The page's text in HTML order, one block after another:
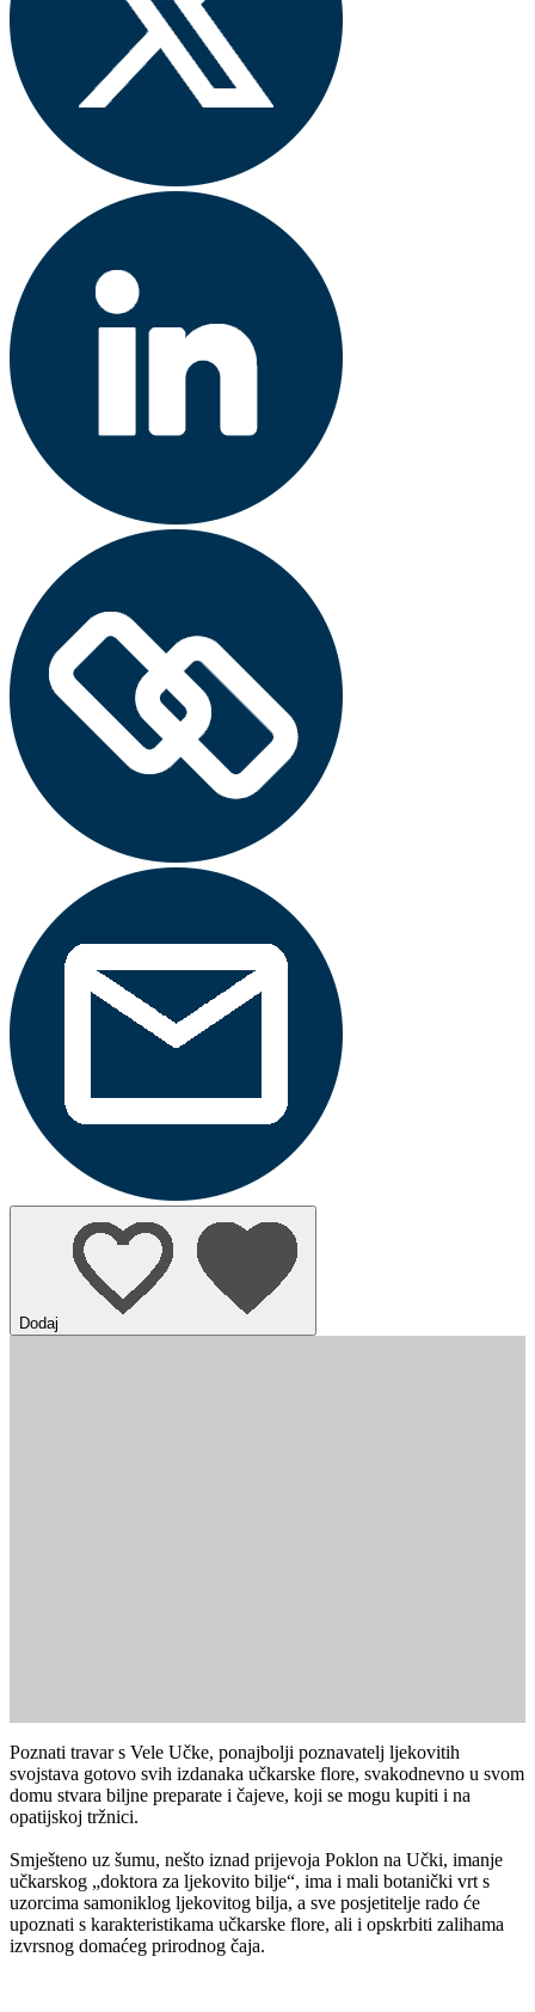
Dodaj
Poznati travar s Vele Učke, ponajbolji poznavatelj ljekovitih
svojstava gotovo svih izdanaka učkarske flore, svakodnevno u svom
domu stvara biljne preparate i čajeve, koji se mogu kupiti i na
opatijskoj tržnici.
Smješteno uz šumu, nešto iznad prijevoja Poklon na Učki, imanje
učkarskog „doktora za ljekovito bilje“, ima i mali botanički vrt s
uzorcima samoniklog ljekovitog bilja, a sve posjetitelje rado će
upoznati s karakteristikama učkarske flore, ali i opskrbiti zalihama
izvrsnog domaćeg prirodnog čaja.